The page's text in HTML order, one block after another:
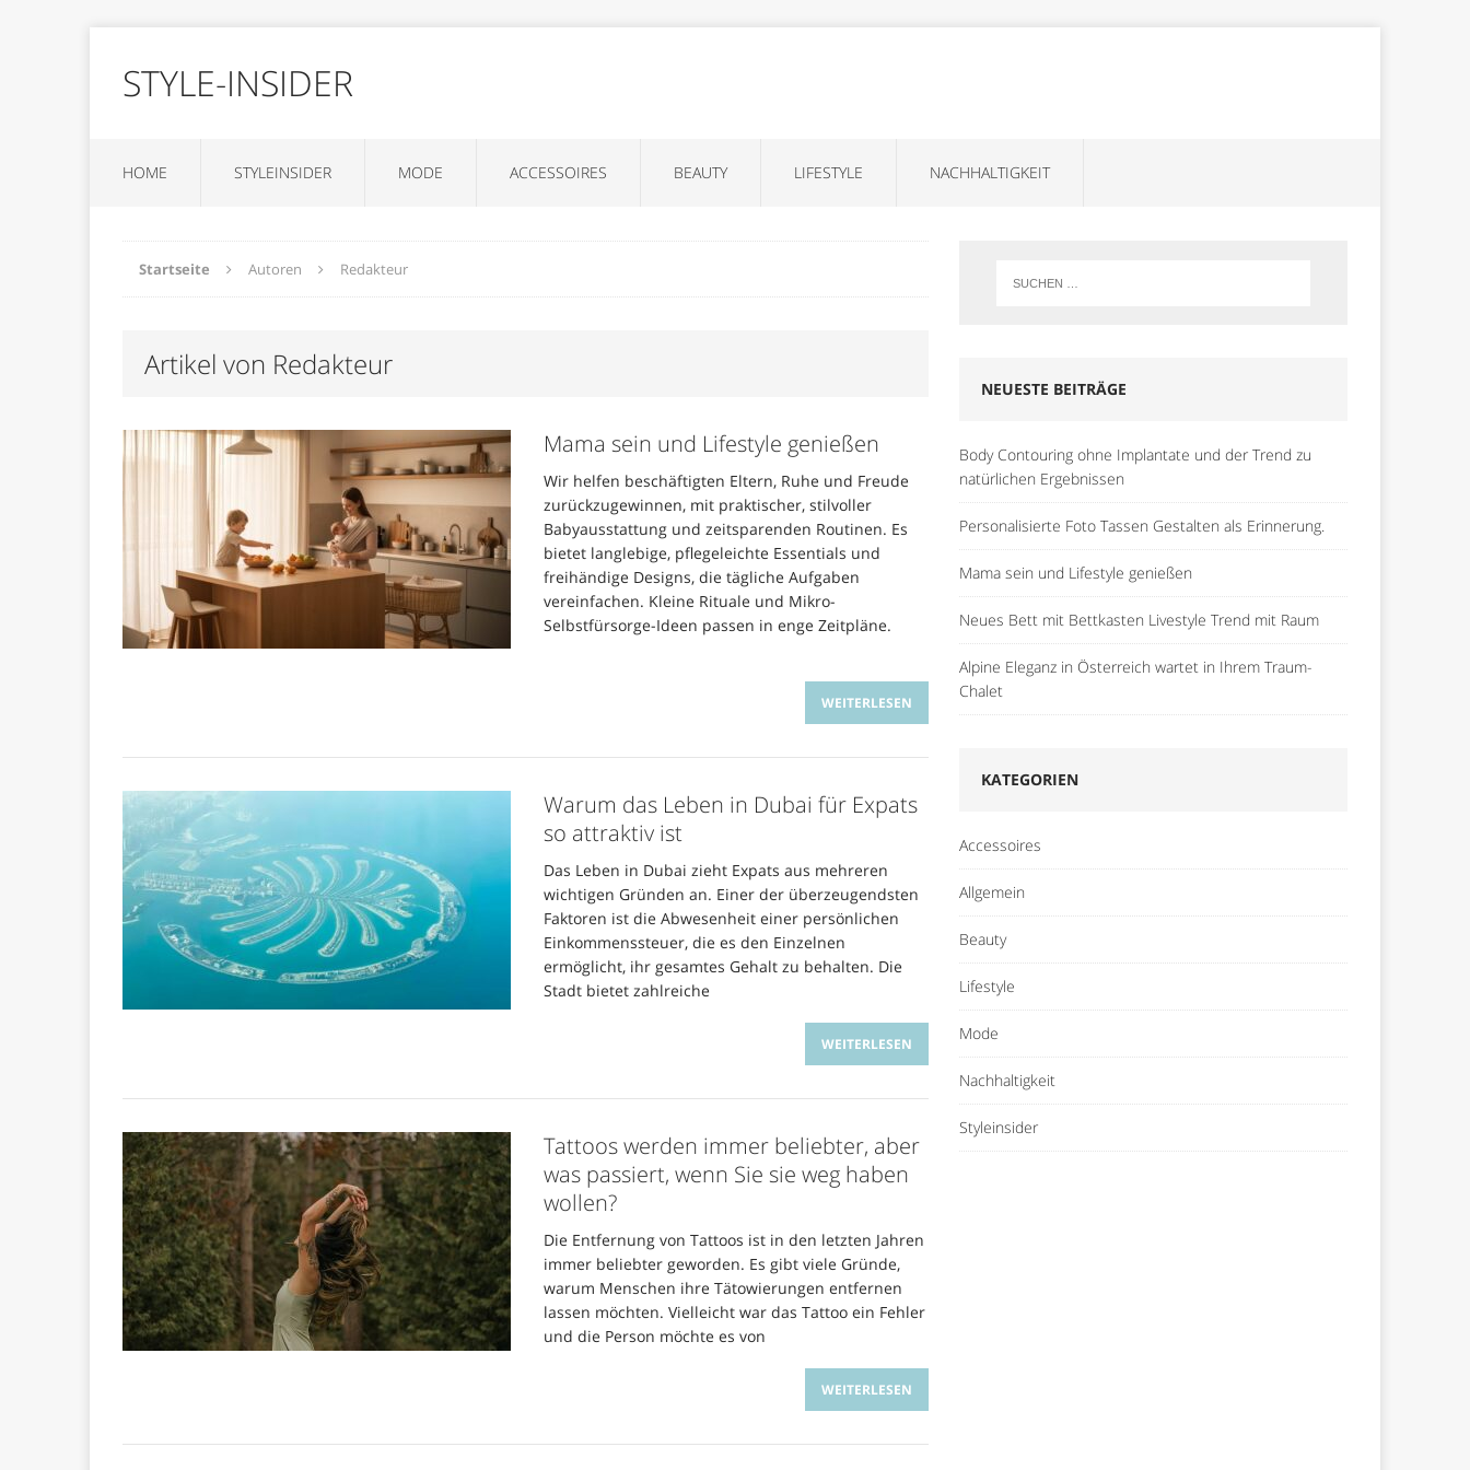
STYLE-INSIDER
HOME STYLEINSIDER MODE ACCESSOIRES BEAUTY LIFESTYLE NACHHALTIGKEIT
Startseite Autoren Redakteur
Artikel von Redakteur
Mama sein und Lifestyle genießen
Wir helfen beschäftigten Eltern, Ruhe und Freude
zurückzugewinnen, mit praktischer, stilvoller
Babyausstattung und zeitsparenden Routinen. Es
bietet langlebige, pflegeleichte Essentials und
freihändige Designs, die tägliche Aufgaben
vereinfachen. Kleine Rituale und Mikro-
Selbstfürsorge-Ideen passen in enge Zeitpläne.
WEITERLESEN
Warum das Leben in Dubai für Expats
so attraktiv ist
Das Leben in Dubai zieht Expats aus mehreren
wichtigen Gründen an. Einer der überzeugendsten
Faktoren ist die Abwesenheit einer persönlichen
Einkommenssteuer, die es den Einzelnen
ermöglicht, ihr gesamtes Gehalt zu behalten. Die
Stadt bietet zahlreiche
WEITERLESEN
Tattoos werden immer beliebter, aber
was passiert, wenn Sie sie weg haben
wollen?
Die Entfernung von Tattoos ist in den letzten Jahren
immer beliebter geworden. Es gibt viele Gründe,
warum Menschen ihre Tätowierungen entfernen
lassen möchten. Vielleicht war das Tattoo ein Fehler
und die Person möchte es von
WEITERLESEN
NEUESTE BEITRÄGE
Body Contouring ohne Implantate und der Trend zu
natürlichen Ergebnissen
Personalisierte Foto Tassen Gestalten als Erinnerung.
Mama sein und Lifestyle genießen
Neues Bett mit Bettkasten Livestyle Trend mit Raum
Alpine Eleganz in Österreich wartet in Ihrem Traum-
Chalet
KATEGORIEN
Accessoires
Allgemein
Beauty
Lifestyle
Mode
Nachhaltigkeit
Styleinsider